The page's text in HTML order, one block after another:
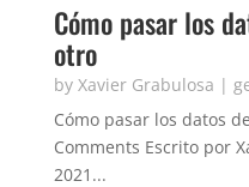
Cómo pasar los
otro
by Xavier Grabulosa |
Cómo pasar los datos
Comments Escrito por
2021...